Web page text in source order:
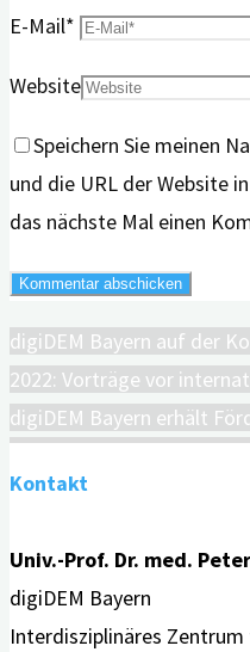
E-Mail*
Website
Speichern Sie meinen
und die URL der Website
das nächste Mal einen
digiDEM Bayern auf der
2022: Vorträge vor
digiDEM Bayern erhält
Kontakt
Univ.-Prof. Dr. med.
digiDEM Bayern
Interdisziplinäres